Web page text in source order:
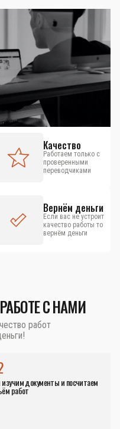
Качество
Работаем только с
проверенными
переводчиками
Вернём деньги
Если вас не устроит
качество работы то
вернём деньги
С НАМИ
работ
документы и посчитаем
работ